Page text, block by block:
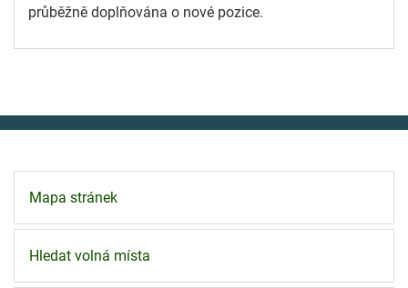
průběžně doplňována o nové pozice.
Mapa stránek
Hledat volná místa